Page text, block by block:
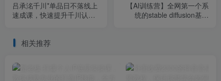
吕承洺千川*单品日不落线上
速成课，快速提升千川认
【AI训练营】全网第一个系
统的stable diffusion基础
相关推荐